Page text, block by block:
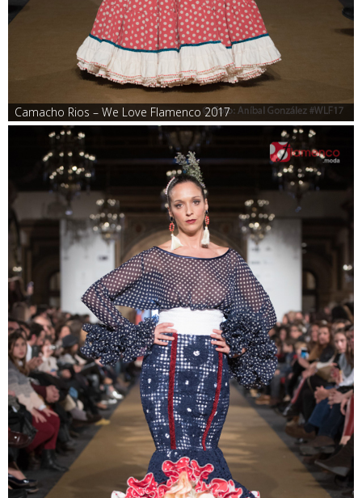
Camacho Rios – We Love Flamenco 2017